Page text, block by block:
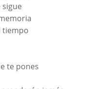
tiempo
te pones